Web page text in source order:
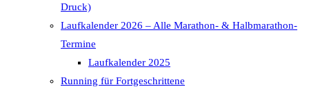
Druck)
Laufkalender 2026 – Alle Marathon- & Halbmarathon-
Termine
Laufkalender 2025
Running für Fortgeschrittene